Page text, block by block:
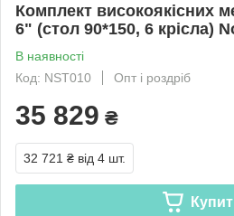
Комплект високоякісних
6" (стол 90*150, 6 крісла)
В наявності
Код: NST010
Опт і роздріб
35 829 ₴
32 721 ₴ від 4 шт.